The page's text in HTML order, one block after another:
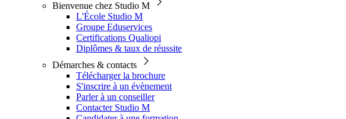
Bienvenue chez Studio M
L'École Studio M
Groupe Eduservices
Certifications Qualiopi
Diplômes & taux de réussite
Démarches & contacts
Télécharger la brochure
S'inscrire à un évènement
Parler à un conseiller
Contacter Studio M